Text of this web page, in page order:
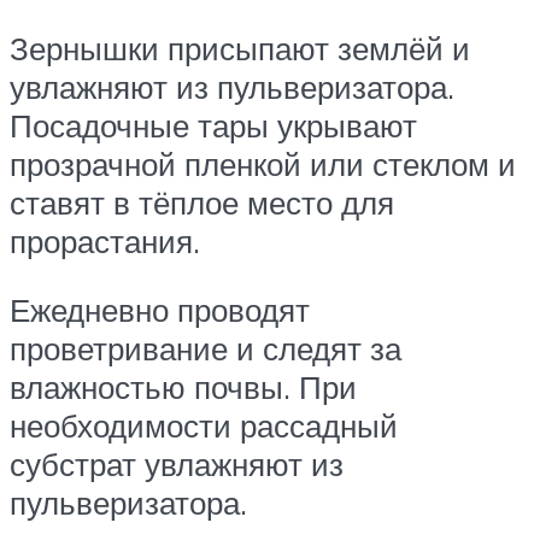
Зернышки присыпают землёй и
увлажняют из пульверизатора.
Посадочные тары укрывают
прозрачной пленкой или стеклом и
ставят в тёплое место для
прорастания.
Ежедневно проводят
проветривание и следят за
влажностью почвы. При
необходимости рассадный
субстрат увлажняют из
пульверизатора.